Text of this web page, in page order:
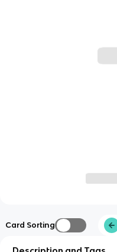
Card Sorting